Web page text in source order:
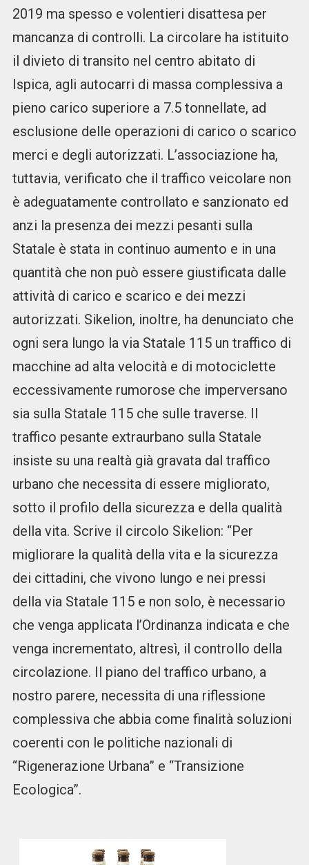
2019 ma spesso e volentieri disattesa per
mancanza di controlli. La circolare ha istituito
il divieto di transito nel centro abitato di
Ispica, agli autocarri di massa complessiva a
pieno carico superiore a 7.5 tonnellate, ad
esclusione delle operazioni di carico o scarico
merci e degli autorizzati. L’associazione ha,
tuttavia, verificato che il traffico veicolare non
è adeguatamente controllato e sanzionato ed
anzi la presenza dei mezzi pesanti sulla
Statale è stata in continuo aumento e in una
quantità che non può essere giustificata dalle
attività di carico e scarico e dei mezzi
autorizzati. Sikelion, inoltre, ha denunciato che
ogni sera lungo la via Statale 115 un traffico di
macchine ad alta velocità e di motociclette
eccessivamente rumorose che imperversano
sia sulla Statale 115 che sulle traverse. Il
traffico pesante extraurbano sulla Statale
insiste su una realtà già gravata dal traffico
urbano che necessita di essere migliorato,
sotto il profilo della sicurezza e della qualità
della vita. Scrive il circolo Sikelion: “Per
migliorare la qualità della vita e la sicurezza
dei cittadini, che vivono lungo e nei pressi
della via Statale 115 e non solo, è necessario
che venga applicata l’Ordinanza indicata e che
venga incrementato, altresì, il controllo della
circolazione. Il piano del traffico urbano, a
nostro parere, necessita di una riflessione
complessiva che abbia come finalità soluzioni
coerenti con le politiche nazionali di
“Rigenerazione Urbana” e “Transizione
Ecologica”.